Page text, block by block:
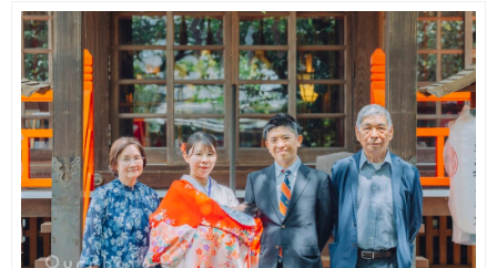
・納品枚数：80枚〜（人物写り込み削除・色補正レタッチ込み）
・納品期間：撮影後1〜2週間
・事前にイメージ写真をお送りいただけるとスムーズです✨
・一部小物の貸し出しも可能です（お気軽にご質問ください）💐
━━━━━━━━━━━━━━━━
👶 ニューボーンフォトについて
━━━━━━━━━━━━━━━━
赤ちゃんの体調を最優先に、おくるみを使わないナチュラルスタイ
ルでご案内しています。
━━━━━━━━━━━━━━━━
📷 撮影ジャンル
━━━━━━━━━━━━━━━━
七五三 / お宮参り / バースデー / ウェディング前撮り/ニューボーン
フォト
マタニティフォト/カップル・家族写真 / 長寿お祝い / 遺影
音楽LIVE / プロフィール / フード物撮り
法人ポートレート / 企業HP・建築撮影
その他のご撮影もお気軽にチャットでご連絡ください。